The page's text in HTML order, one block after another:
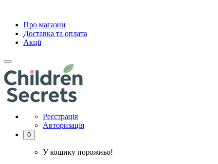
Про магазин
Доставка та оплата
Акції
Реєстрація
Авторизація
0
У кошику порожньо!